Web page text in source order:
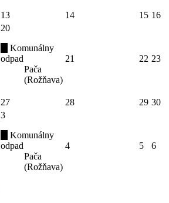
13 14 15 16
20
Komunálny
odpad
Pača
(Rožňava)
21 22 23
27 28 29 30
3
Komunálny
odpad
Pača
(Rožňava)
4 5 6